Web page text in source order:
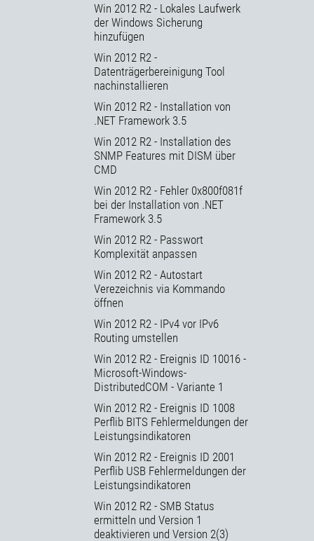
Win 2012 R2 - Lokales Laufwerk
der Windows Sicherung
hinzufügen
Win 2012 R2 -
Datenträgerbereinigung Tool
nachinstallieren
Win 2012 R2 - Installation von
.NET Framework 3.5
Win 2012 R2 - Installation des
SNMP Features mit DISM über
CMD
Win 2012 R2 - Fehler 0x800f081f
bei der Installation von .NET
Framework 3.5
Win 2012 R2 - Passwort
Komplexität anpassen
Win 2012 R2 - Autostart
Verezeichnis via Kommando
öffnen
Win 2012 R2 - IPv4 vor IPv6
Routing umstellen
Win 2012 R2 - Ereignis ID 10016 -
Microsoft-Windows-
DistributedCOM - Variante 1
Win 2012 R2 - Ereignis ID 1008
Perflib BITS Fehlermeldungen der
Leistungsindikatoren
Win 2012 R2 - Ereignis ID 2001
Perflib USB Fehlermeldungen der
Leistungsindikatoren
Win 2012 R2 - SMB Status
ermitteln und Version 1
deaktivieren und Version 2(3)